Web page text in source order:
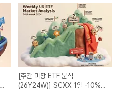
[주간 미장 ETF 분석
(26Y24W)] SOXX 1일 -10%